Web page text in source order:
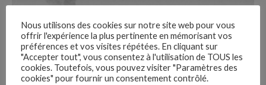
Nous utilisons des cookies sur notre site web pour vous
offrir l'expérience la plus pertinente en mémorisant vos
préférences et vos visites répétées. En cliquant sur
"Accepter tout", vous consentez à l'utilisation de TOUS les
cookies. Toutefois, vous pouvez visiter "Paramètres des
cookies" pour fournir un consentement contrôlé.